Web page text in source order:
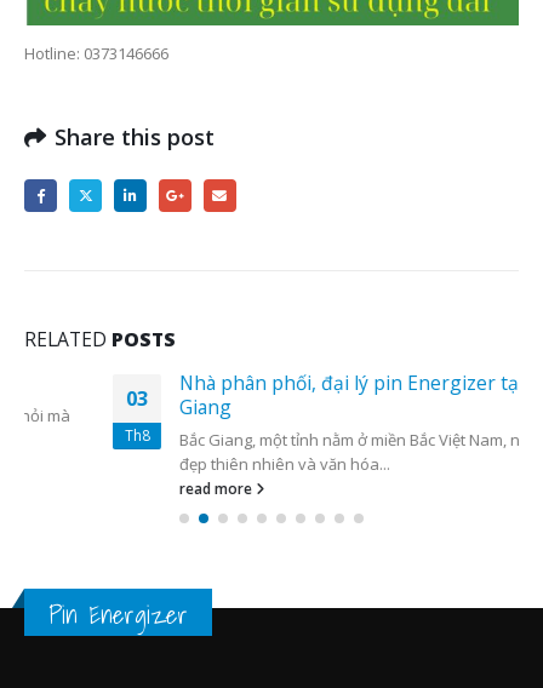
Hotline: 0373146666
Share this post
RELATED POSTS
Nhà phân phối, đại lý pin Energizer tại Bắc
Giang
Bắc Giang, một tỉnh nằm ở miền Bắc Việt Nam, nổi bật với vẻ
đẹp thiên nhiên và văn hóa...
Pin Energizer